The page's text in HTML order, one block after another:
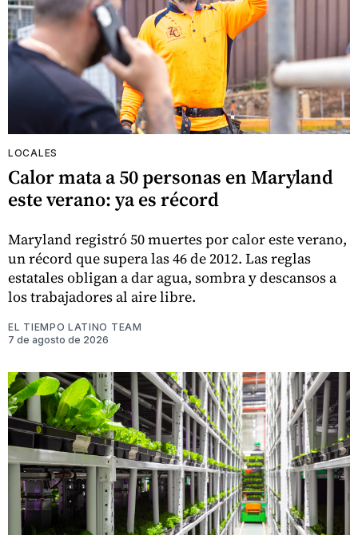
LOCALES
Calor mata a 50 personas en Maryland
este verano: ya es récord
Maryland registró 50 muertes por calor este verano,
un récord que supera las 46 de 2012. Las reglas
estatales obligan a dar agua, sombra y descansos a
los trabajadores al aire libre.
EL TIEMPO LATINO TEAM
7 de agosto de 2026